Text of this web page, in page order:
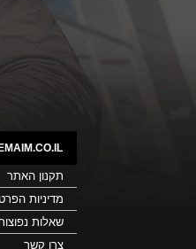
תקנון האתר
מדיניות
שאלות
צרו קשר